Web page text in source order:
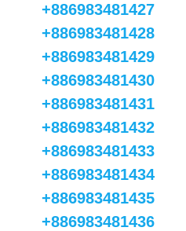
+886983481427
+886983481428
+886983481429
+886983481430
+886983481431
+886983481432
+886983481433
+886983481434
+886983481435
+886983481436